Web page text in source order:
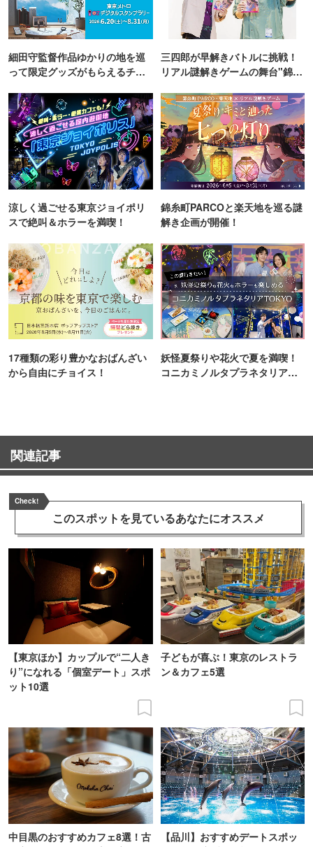
細田守監督作品ゆかりの地を巡
って限定グッズがもらえるチャ
三四郎が早解きバトルに挑戦！
リアル謎解きゲームの舞台"錦糸
涼しく過ごせる東京ジョイポリ
スで絶叫＆ホラーを満喫！
錦糸町PARCOと楽天地を巡る謎
解き企画が開催！
17種類の彩り豊かなおばんざい
から自由にチョイス！
妖怪夏祭りや花火で夏を満喫！
コニカミノルタプラネタリア
関連記事
Check!
このスポットを見ているあなたにオススメ
【東京ほか】カップルで“二人き
り”になれる「個室デート」スポ
ット10選
子どもが喜ぶ！東京のレストラ
ン＆カフェ5選
中目黒のおすすめカフェ8選！古
【品川】おすすめデートスポッ